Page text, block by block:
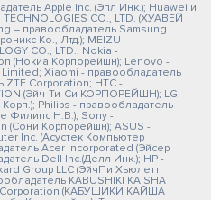
Apple Inc. (Эпл Инк.); Huawei и
CO., LTD. (ХУАВЕЙ
правообладатель Samsung
Ко., Лтд.); MEIZU -
CO., LTD.; Nokia -
(Нокиа Корпорейшн); Lenovo -
Xiaomi - правообладатель
ZTE Corporation; HTC -
(Эйч-Ти-Си КОРПОРЕЙШН); LG -
Philips - правообладатель
Филипс Н.В.); Sony -
(Сони Корпорейшн); ASUS -
Inc. (Асустек Компьютер
Acer Incorporated (Эйсер
Dell Inc.(Делл Инк.); HP -
Group LLC (ЭйчПи Хьюлетт
KABUSHIKI KAISHA
Corporation (КАБУШИКИ КАЙША